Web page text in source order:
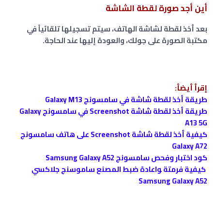
أين أجد صورة لقطة الشاشة
بعد أخذ لقطة لشاشة الهاتف، سيتم تسجيلها تلقائياً في
مكتبة الصورة على جولك، والعودة إليها عند الحاجة.
إقرأ أيضأ:
طريقة أخذ لقطة شاشة في سامسونج Galaxy M13
طريقة أخذ لقطة شاشة Screenshot في سامسونج Galaxy
A13 5G
كيفية أخذ لقطة شاشة Screenshot على هاتف سامسونج
Galaxy A72
كود اختبار وفحص سامسونج Samsung Galaxy A52
كيفية فرمتة ﻮاعادة ضبط المصنع ﺳﺎﻣﻮﺳﻨﺞ جلاكسي
Samsung Galaxy A52